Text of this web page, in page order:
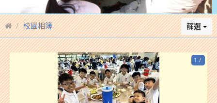
校園相簿 篩選
17